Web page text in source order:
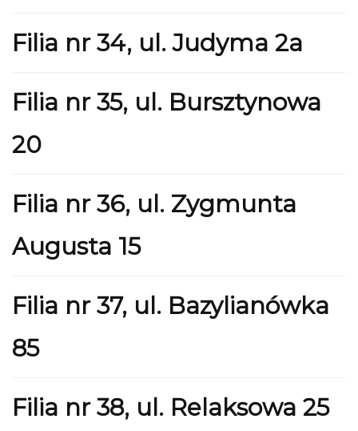
Filia nr 34, ul. Judyma 2a
Filia nr 35, ul. Bursztynowa
20
Filia nr 36, ul. Zygmunta
Augusta 15
Filia nr 37, ul. Bazylianówka
85
Filia nr 38, ul. Relaksowa 25